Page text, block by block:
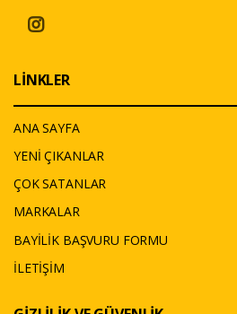
LİNKLER
ANA SAYFA
YENİ ÇIKANLAR
ÇOK SATANLAR
MARKALAR
BAYİLİK BAŞVURU FORMU
İLETİŞİM